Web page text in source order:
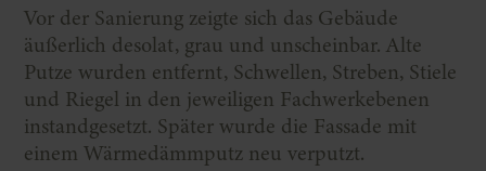
Vor der Sanierung zeigte sich das Gebäude
äußerlich desolat, grau und unscheinbar. Alte
Putze wurden entfernt, Schwellen, Streben, Stiele
und Riegel in den jeweiligen Fachwerkebenen
instandgesetzt. Später wurde die Fassade mit
einem Wärmedämmputz neu verputzt.